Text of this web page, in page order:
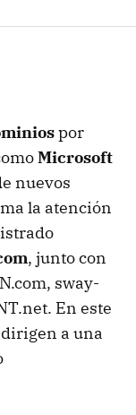
por
Microsoft
nuevos
la atención
, junto con
sway-
En este
a una